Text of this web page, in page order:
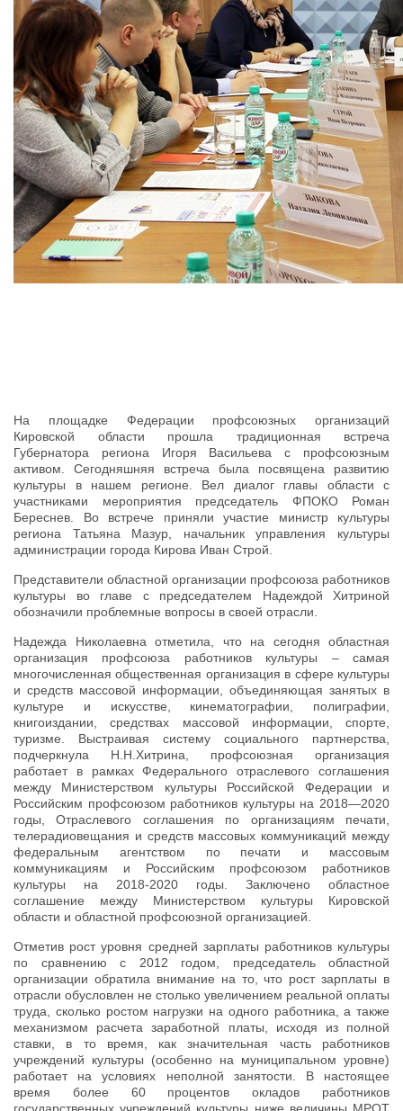
На площадке Федерации профсоюзных организаций
Кировской области прошла традиционная встреча
Губернатора региона Игоря Васильева с профсоюзным
активом. Сегодняшняя встреча была посвящена развитию
культуры в нашем регионе. Вел диалог главы области с
участниками мероприятия председатель ФПОКО Роман
Береснев. Во встрече приняли участие министр культуры
региона Татьяна Мазур, начальник управления культуры
администрации города Кирова Иван Строй.
Представители областной организации профсоюза работников
культуры во главе с председателем Надеждой Хитриной
обозначили проблемные вопросы в своей отрасли.
Надежда Николаевна отметила, что на сегодня областная
организация профсоюза работников культуры – самая
многочисленная общественная организация в сфере культуры
и средств массовой информации, объединяющая занятых в
культуре и искусстве, кинематографии, полиграфии,
книгоиздании, средствах массовой информации, спорте,
туризме. Выстраивая систему социального партнерства,
подчеркнула Н.Н.Хитрина, профсоюзная организация
работает в рамках Федерального отраслевого соглашения
между Министерством культуры Российской Федерации и
Российским профсоюзом работников культуры на 2018—2020
годы, Отраслевого соглашения по организациям печати,
телерадиовещания и средств массовых коммуникаций между
федеральным агентством по печати и массовым
коммуникациям и Российским профсоюзом работников
культуры на 2018-2020 годы. Заключено областное
соглашение между Министерством культуры Кировской
области и областной профсоюзной организацией.
Отметив рост уровня средней зарплаты работников культуры
по сравнению с 2012 годом, председатель областной
организации обратила внимание на то, что рост зарплаты в
отрасли обусловлен не столько увеличением реальной оплаты
труда, сколько ростом нагрузки на одного работника, а также
механизмом расчета заработной платы, исходя из полной
ставки, в то время, как значительная часть работников
учреждений культуры (особенно на муниципальном уровне)
работает на условиях неполной занятости. В настоящее
время более 60 процентов окладов работников